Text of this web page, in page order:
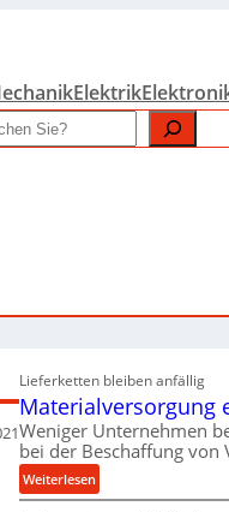
Elektrik
Lieferketten bleiben anfällig
Materialversorgung
Weniger Unternehmen
bei der Beschaffung von
Weiterlesen:
M